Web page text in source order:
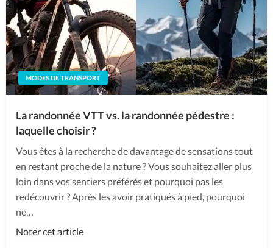
MODES DE TRANSPORT
La randonnée VTT vs. la randonnée pédestre :
laquelle choisir ?
Vous êtes à la recherche de davantage de sensations tout
en restant proche de la nature ? Vous souhaitez aller plus
loin dans vos sentiers préférés et pourquoi pas les
redécouvrir ? Après les avoir pratiqués à pied, pourquoi
ne…
Noter cet article